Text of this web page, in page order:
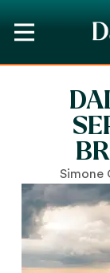
Simone